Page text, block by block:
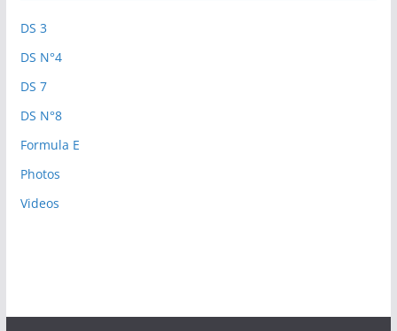
DS 3
DS N°4
DS 7
DS N°8
Formula E
Photos
Videos